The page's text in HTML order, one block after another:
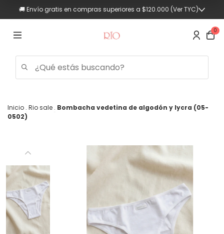
🚚 Envío gratis en compras superiores a $120.000 (Ver TYC)
0
Inicio . Rio sale . Bombacha vedetina de algodón y lycra (05-
0502)